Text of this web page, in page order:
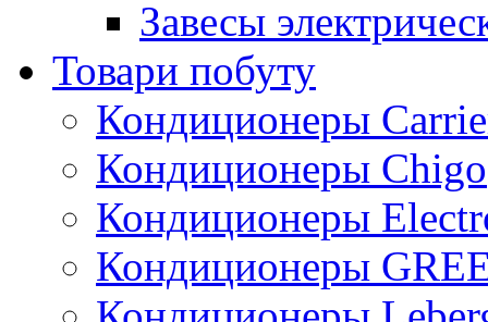
Завесы
Товари побуту
Кондиционеры
Кондиционеры Chigo
Кондиционеры
Кондиционеры